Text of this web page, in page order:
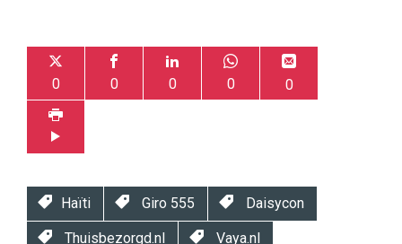
0 0 0 0 0
Haïti Giro 555 Daisycon
Thuisbezorgd.nl Vaya.nl